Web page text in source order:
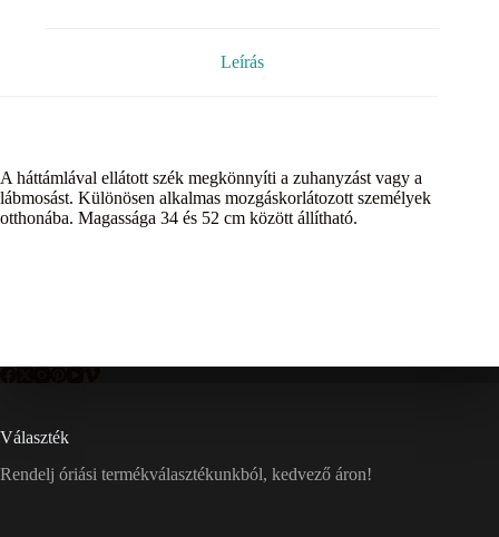
Leírás
A háttámlával ellátott szék megkönnyíti a zuhanyzást vagy a
lábmosást. Különösen alkalmas mozgáskorlátozott személyek
otthonába. Magassága 34 és 52 cm között állítható.
Választék
Rendelj óriási termékválasztékunkból, kedvező áron!